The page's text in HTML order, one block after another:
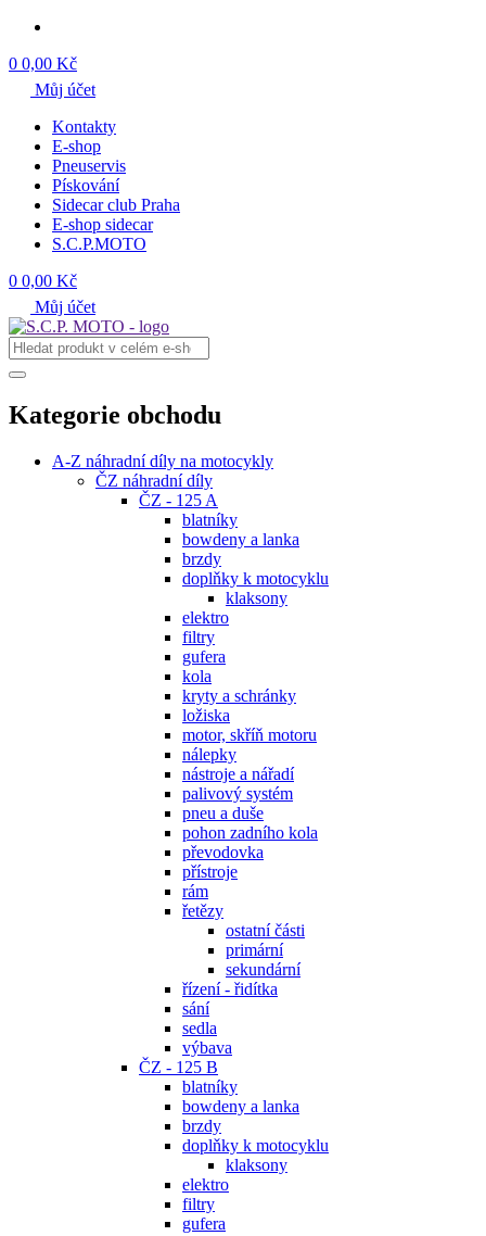
0 0,00 Kč
Můj účet
Kontakty
E-shop
Pneuservis
Pískování
Sidecar club Praha
E-shop sidecar
S.C.P.MOTO
0 0,00 Kč
Můj účet
Kategorie obchodu
A-Z náhradní díly na motocykly
ČZ náhradní díly
ČZ - 125 A
blatníky
bowdeny a lanka
brzdy
doplňky k motocyklu
klaksony
elektro
filtry
gufera
kola
kryty a schránky
ložiska
motor, skříň motoru
nálepky
nástroje a nářadí
palivový systém
pneu a duše
pohon zadního kola
převodovka
přístroje
rám
řetězy
ostatní části
primární
sekundární
řízení - řidítka
sání
sedla
výbava
ČZ - 125 B
blatníky
bowdeny a lanka
brzdy
doplňky k motocyklu
klaksony
elektro
filtry
gufera